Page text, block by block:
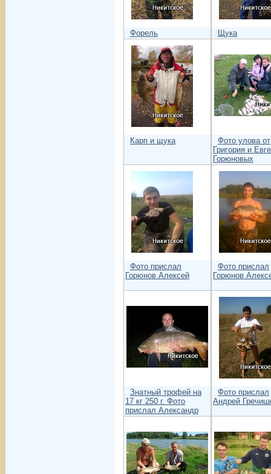
Форель Щука
Карп и щука
Фото улова от
Григория и
Горюновых
Фото прислал
Горюнов Алексей
Фото прислал
Горюнов
Знатный трофей на
17 кг 250 г. Фото
прислал Александр
Фото прислал
Андрей